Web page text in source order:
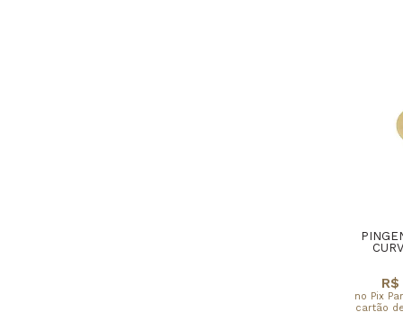
no Pix
cartão